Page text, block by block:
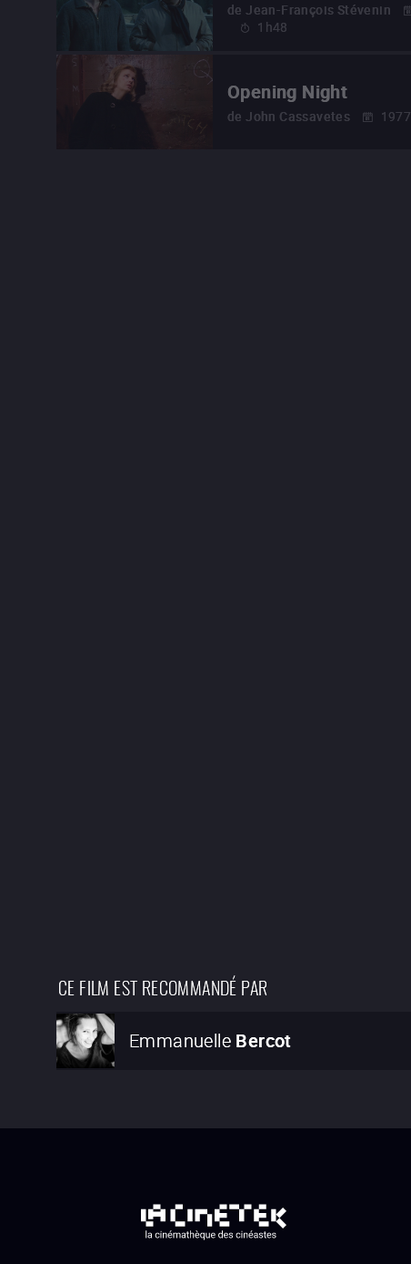
de Jean-François Stévenin
1h48
Opening Night
de John Cassavetes 1977
CE FILM EST RECOMMANDÉ PAR
Emmanuelle Bercot